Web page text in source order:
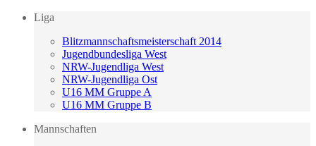
Liga
Blitzmannschaftsmeisterschaft 2014
Jugendbundesliga West
NRW-Jugendliga West
NRW-Jugendliga Ost
U16 MM Gruppe A
U16 MM Gruppe B
Mannschaften